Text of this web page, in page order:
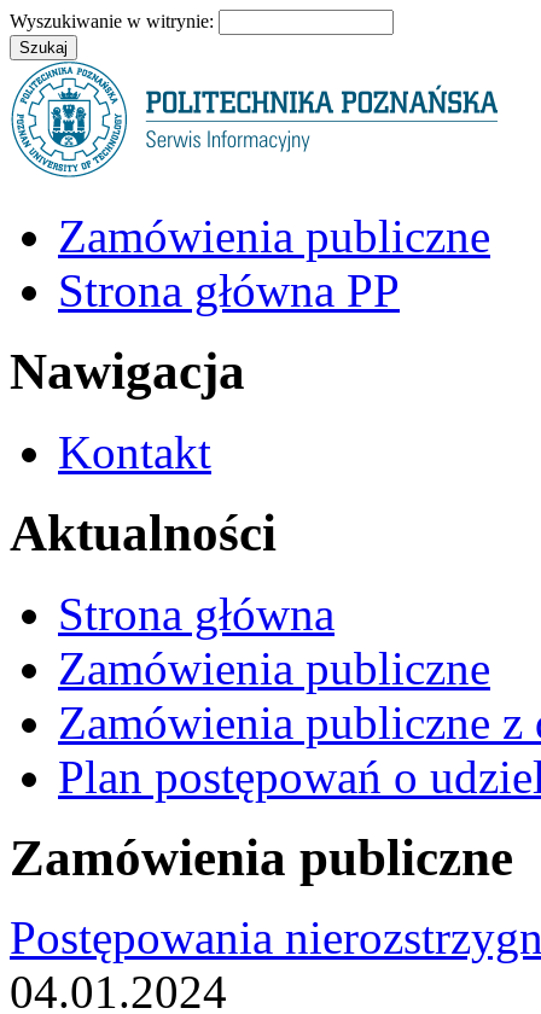
Wyszukiwanie w witrynie:
Zamówienia publiczne
Strona główna PP
Nawigacja
Kontakt
Aktualności
Strona główna
Zamówienia publiczne
Zamówienia publiczne
Plan postępowań o
Zamówienia publiczne
Postępowania
04.01.2024